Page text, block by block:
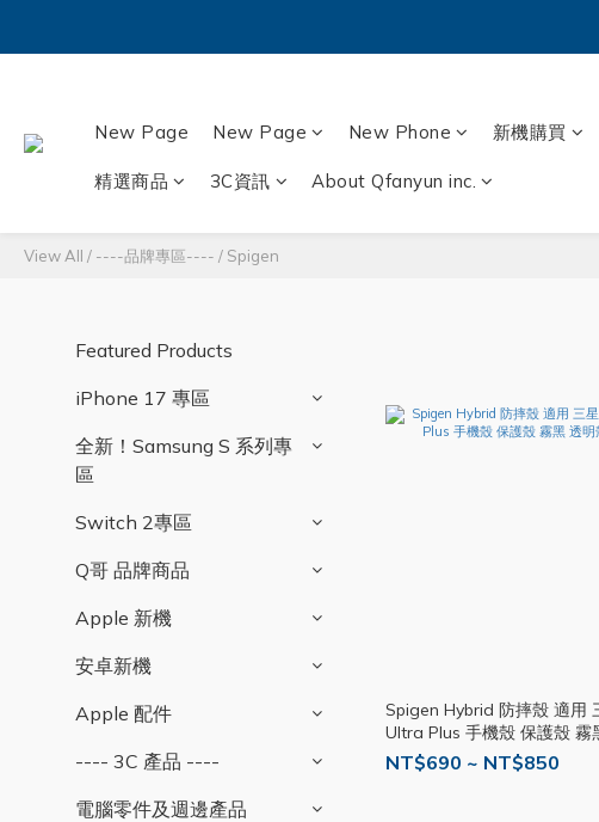
New Page New Page New Phone 新機購買
精選商品 3C資訊 About Qfanyun inc.
View All / ----品牌專區---- / Spigen
Featured Products
iPhone 17 專區
全新！Samsung S 系列專
區
Switch 2專區
Q哥 品牌商品
Apple 新機
安卓新機
Apple 配件
---- 3C 產品 ----
電腦零件及週邊產品
Spigen Hybrid 防摔殼 適用
Ultra Plus 手機殼 保護殼 霧
CH02
NT$690 ~ NT$850